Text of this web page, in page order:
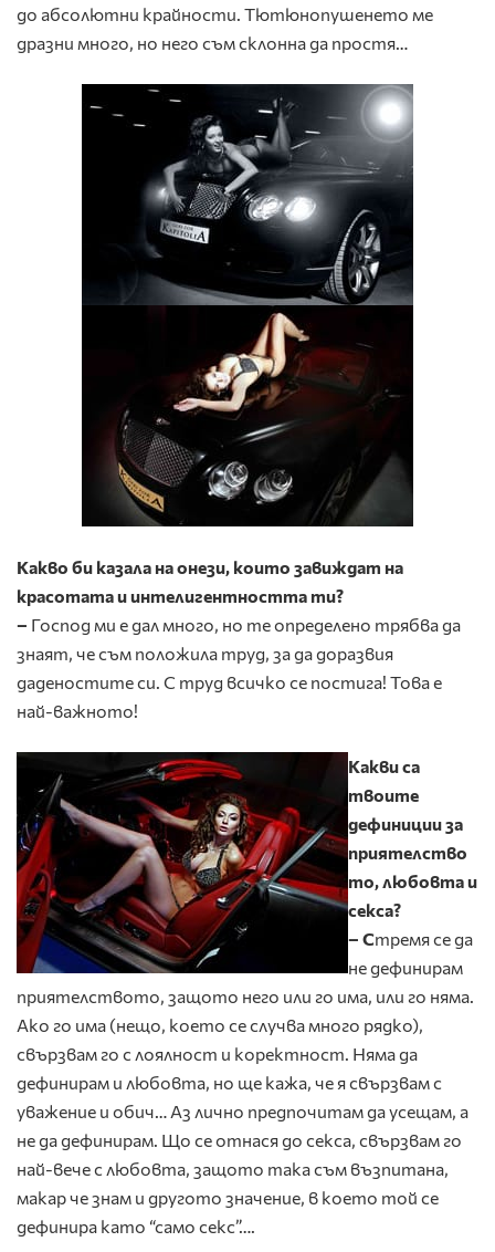
до абсолютни крайности. Тютюнопушенето ме
дразни много, но него съм склонна да простя…
Какво би казала на онези, които завиждат на
красотата и интелигентността ти?
– Господ ми е дал много, но те определено трябва да
знаят, че съм положила труд, за да доразвия
даденостите си. С труд всичко се постига! Това е
най-важното!
Какви са
твоите
дефиниции за
приятелство
то, любовта и
секса?
– Стремя се да
не дефинирам
приятелството, защото него или го има, или го няма.
Ако го има (нещо, което се случва много рядко),
свързвам го с лоялност и коректност. Няма да
дефинирам и любовта, но ще кажа, че я свързвам с
уважение и обич… Аз лично предпочитам да усещам, а
не да дефинирам. Що се отнася до секса, свързвам го
най-вече с любовта, защото така съм възпитана,
макар че знам и другото значение, в което той се
дефинира като “само секс”….